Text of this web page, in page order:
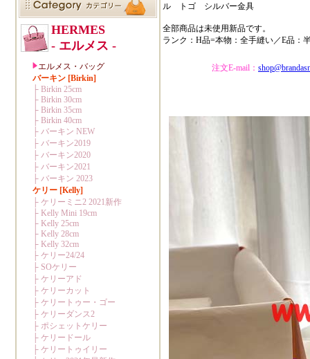
ル トゴ シルバー金具
全部商品は未使用新品です。
ランク：H品=本物：全手縫い／E品：
注文E-mail：